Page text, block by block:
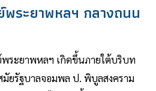
พระยาพหลฯ กลางถนน
พระยาพหลฯ เกิดขึ้นภายใต้บริบท
มัยรัฐบาลจอมพล ป. พิบูลสงคราม